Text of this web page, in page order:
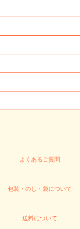
よくあるご質問
包装・のし・袋について
送料について